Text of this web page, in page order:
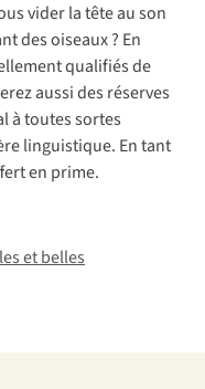
vider la tête au son
des oiseaux ? En
qualifiés de
aussi des réserves
à toutes sortes
linguistique. En tant
en prime.
et belles